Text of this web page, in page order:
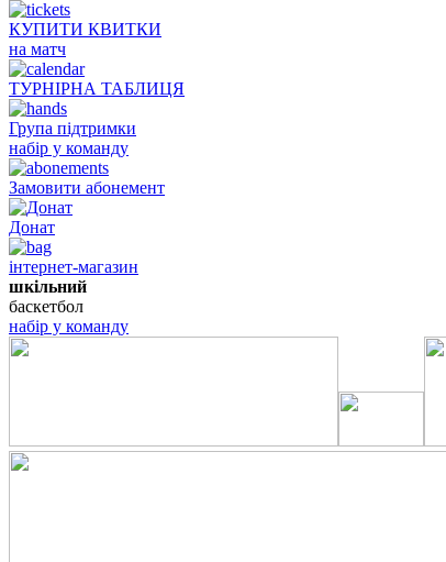
КУПИТИ КВИТКИ
на матч
ТУРНІРНА ТАБЛИЦЯ
Група підтримки
набір у команду
Замовити абонемент
Донат
інтернет-магазин
шкільний
баскетбол
набір у команду